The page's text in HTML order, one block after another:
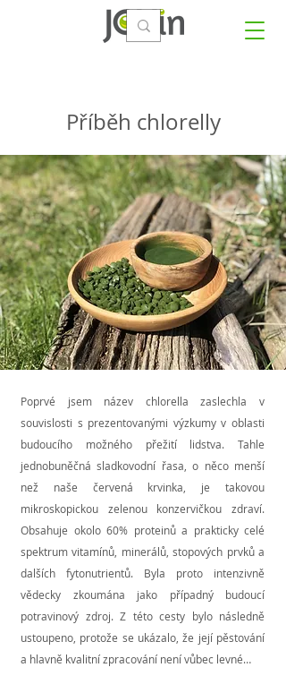
Příběh chlorelly
Poprvé jsem název chlorella zaslechla v
souvislosti s prezentovanými výzkumy v oblasti
budoucího možného přežití lidstva. Tahle
jednobuněčná sladkovodní řasa, o něco menší
než naše červená krvinka, je takovou
mikroskopickou zelenou konzervičkou zdraví.
Obsahuje okolo 60% proteinů a prakticky celé
spektrum vitamínů, minerálů, stopových prvků a
dalších fytonutrientů. Byla proto intenzivně
vědecky zkoumána jako případný budoucí
potravinový zdroj. Z této cesty bylo následně
ustoupeno, protože se ukázalo, že její pěstování
a hlavně kvalitní zpracování není vůbec levné…